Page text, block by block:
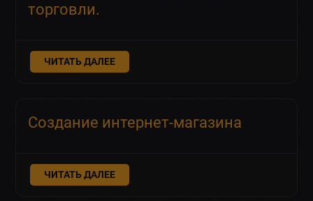
торговли.
ЧИТАТЬ ДАЛЕЕ
Создание интернет-магазина
ЧИТАТЬ ДАЛЕЕ